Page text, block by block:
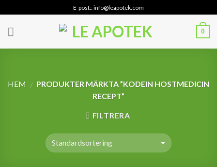
to
content
E-post:: info@leapotek.com
0
HEM / PRODUKTER MÄRKTA ”KODEIN HOSTMEDICIN
RECEPT”
FILTRERA